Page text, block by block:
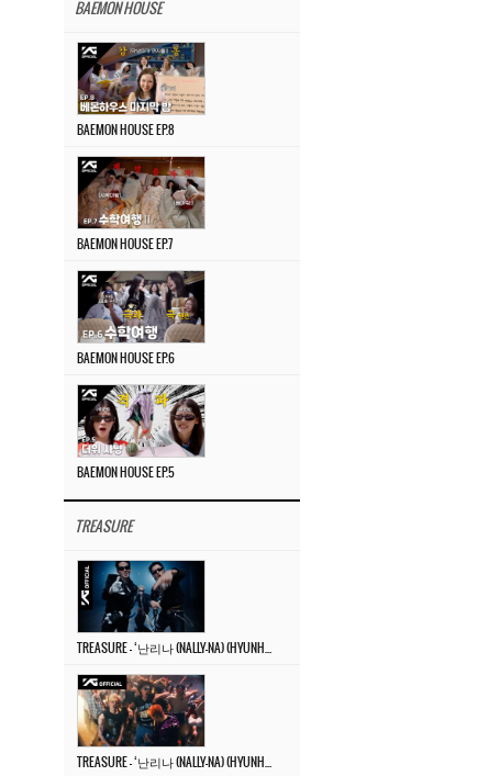
BAEMON HOUSE
BAEMON HOUSE EP.8
BAEMON HOUSE EP.7
BAEMON HOUSE EP.6
BAEMON HOUSE EP.5
TREASURE